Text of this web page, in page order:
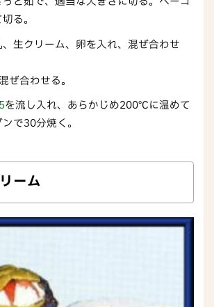
る。
生クリーム、卵を入れ、混ぜ合わせ
ぜ合わせる。
5を流し入れ、あらかじめ200℃に温めて
で30分焼く。
ーム